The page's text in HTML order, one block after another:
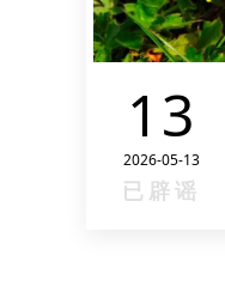
13
2026-05-13
已辟谣